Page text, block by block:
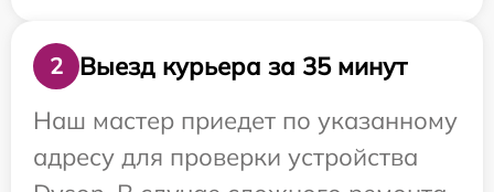
2
Выезд курьера за 35 минут
Наш мастер приедет по указанному
адресу для проверки устройства